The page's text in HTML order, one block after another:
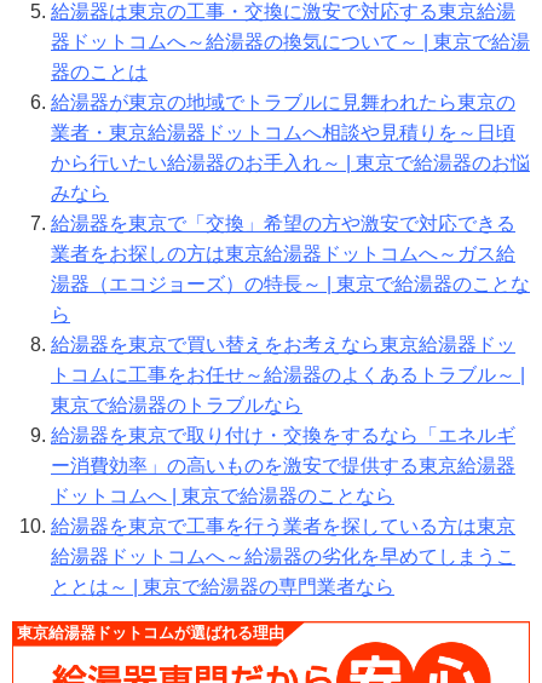
給湯器は東京の工事・交換に激安で対応する東京給湯
器ドットコムへ～給湯器の換気について～ | 東京で給湯
器のことは
給湯器が東京の地域でトラブルに見舞われたら東京の
業者・東京給湯器ドットコムへ相談や見積りを～日頃
から行いたい給湯器のお手入れ～ | 東京で給湯器のお悩
みなら
給湯器を東京で「交換」希望の方や激安で対応できる
業者をお探しの方は東京給湯器ドットコムへ～ガス給
湯器（エコジョーズ）の特長～ | 東京で給湯器のことな
ら
給湯器を東京で買い替えをお考えなら東京給湯器ドッ
トコムに工事をお任せ～給湯器のよくあるトラブル～ |
東京で給湯器のトラブルなら
給湯器を東京で取り付け・交換をするなら「エネルギ
ー消費効率」の高いものを激安で提供する東京給湯器
ドットコムへ | 東京で給湯器のことなら
給湯器を東京で工事を行う業者を探している方は東京
給湯器ドットコムへ～給湯器の劣化を早めてしまうこ
ととは～ | 東京で給湯器の専門業者なら
東京給湯器ドットコムが選ばれる理由